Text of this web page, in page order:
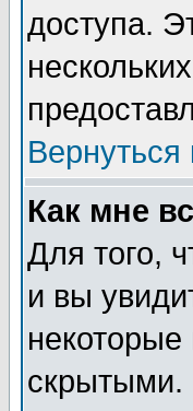
доступа.
Вернуться
Как мне
Для того,
и вы
скрытыми.